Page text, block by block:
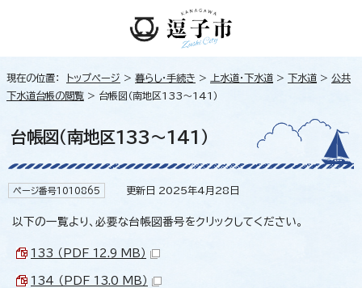
現在の位置： トップページ > 暮らし・手続き > 上水道・下水道 > 下水道 > 公共
下水道台帳の閲覧 > 台帳図（南地区133～141）
台帳図（南地区133～141）
ページ番号1010865 更新日 2025年4月28日
以下の一覧より、必要な台帳図番号をクリックしてください。
133 （PDF 12.9 MB）
134 （PDF 13.0 MB）